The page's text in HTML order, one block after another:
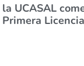
UCASAL
Licencia